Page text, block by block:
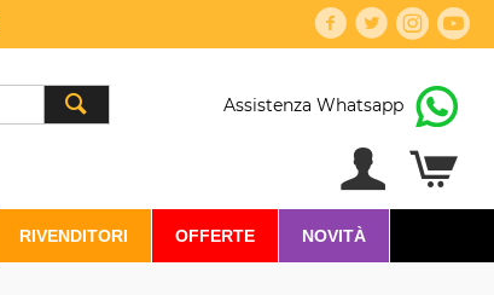
Assistenza Whatsapp
RIVENDITORI OFFERTE NOVITÀ